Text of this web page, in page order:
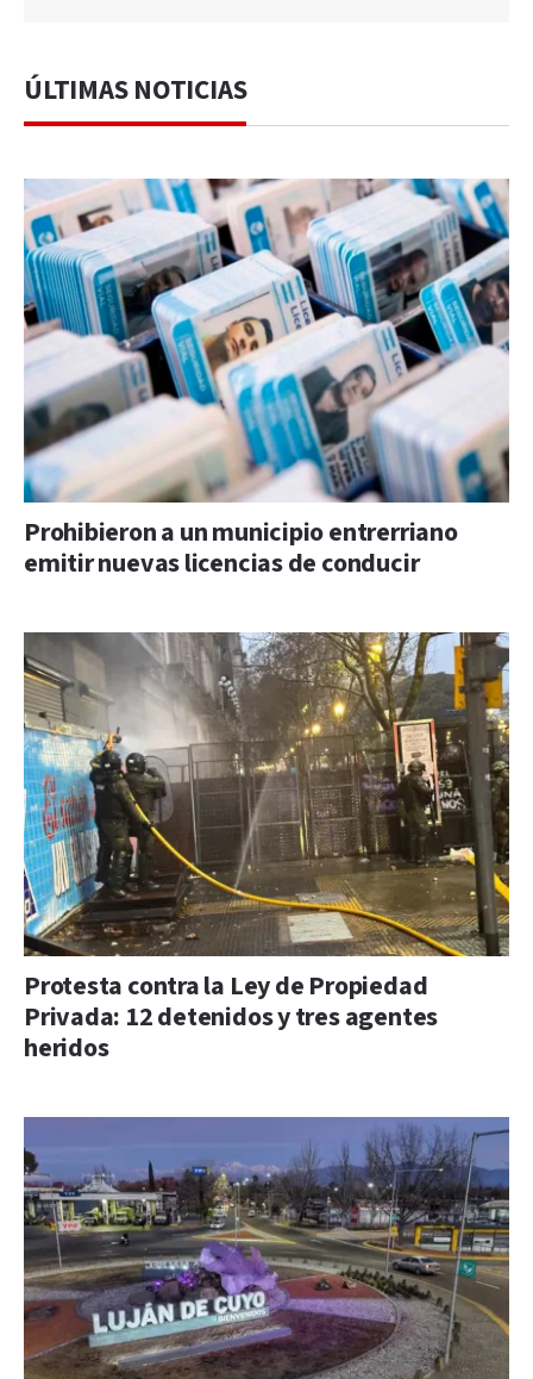
ÚLTIMAS NOTICIAS
Prohibieron a un municipio entrerriano
emitir nuevas licencias de conducir
Protesta contra la Ley de Propiedad
Privada: 12 detenidos y tres agentes
heridos